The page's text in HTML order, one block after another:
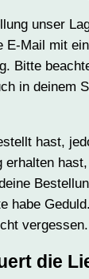
unser
E-Mail mit
Bitte
in deinem
hast,
erhalten
habe
vergessen.
die